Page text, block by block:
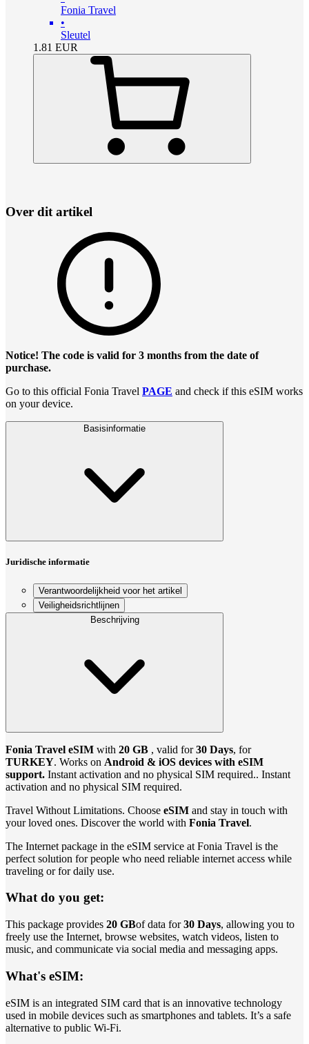
Fonia Travel
•
Sleutel
1.81 EUR
Over dit artikel
Notice! The code is valid for 3 months from the date of
purchase.
Go to this official Fonia Travel PAGE and check if this eSIM works
on your device.
Basisinformatie
Juridische informatie
Verantwoordelijkheid voor het artikel
Veiligheidsrichtlijnen
Beschrijving
Fonia Travel eSIM with 20 GB , valid for30 Days, for
TURKEY. Works on Android & iOS devices with eSIM
support. Instant activation and no physical SIM required.. Instant
activation and no physical SIM required.
Travel Without Limitations. Choose eSIM and stay in touch with
your loved ones. Discover the world with Fonia Travel.
The Internet package in the eSIM service at Fonia Travel is the
perfect solution for people who need reliable internet access while
traveling or for daily use.
What do you get:
This package provides 20 GBof data for30 Days, allowing you to
freely use the Internet, browse websites, watch videos, listen to
music, and communicate via social media and messaging apps.
What's eSIM:
eSIM is an integrated SIM card that is an innovative technology
used in mobile devices such as smartphones and tablets. It’s a safe
alternative to public Wi-Fi.